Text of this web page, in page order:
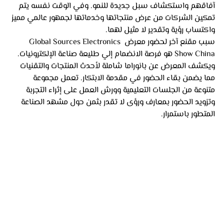
آفاقهم واستكشاف سبل جديدة للنمو. وفي الوقت نفسه يتم
تمكين الشركات من عرض منتجاتها وخدماتها لجمهور عالمي مميز
واكتساب رؤية وتقدير لا مثيل لهما.
سبب مقنع آخر لحضور معرض Global Sources Electronics
Show China هو فرصة الانضمام إلي طليعة صناعة الإلكترونيات.
ويكشف المعرض عن بانوراما شاملة لأحدث المنتجات والتقنيات
مما يضمن بقاء الحضور في مقدمة الابتكار. تعمل مجموعة
متنوعة من الجلسات التعليمية وورش العمل على إثراء التجربة
وتزويد الحضور بمعارف ورؤى لا تقدر بثمن حول مشهد الصناعة
المتطور باستمرار.